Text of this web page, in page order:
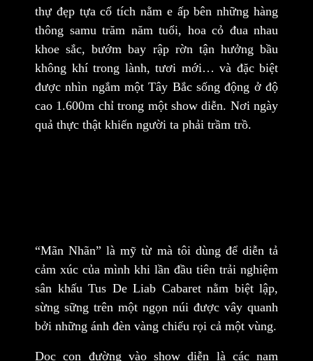
thự đẹp tựa cổ tích nằm e ấp bên những hàng
thông samu trăm năm tuổi, hoa cỏ đua nhau
khoe sắc, bướm bay rập rờn tận hưởng bầu
không khí trong lành, tươi mới… và đặc biệt
được nhìn ngắm một Tây Bắc sống động ở độ
cao 1.600m chỉ trong một show diễn. Nơi ngày
quả thực thật khiến người ta phải trầm trồ.
“Mãn Nhãn” là mỹ từ mà tôi dùng để diễn tả
cảm xúc của mình khi lần đầu tiên trải nghiệm
sân khấu Tus De Liab Cabaret nằm biệt lập,
sừng sững trên một ngọn núi được vây quanh
bởi những ánh đèn vàng chiếu rọi cả một vùng.
Dọc con đường vào show diễn là các nam